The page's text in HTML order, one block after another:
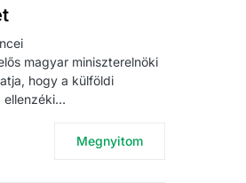
magyar miniszterelnöki
hogy a külföldi
ellenzéki…
Megnyitom